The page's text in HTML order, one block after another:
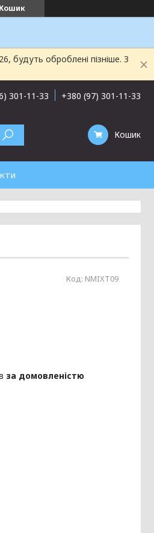
Кошик
будуть оброблені пізніше. З
301-11-33 +380 (97) 301-11-33
Кошик
Код: NMIXT09
за домовленістю